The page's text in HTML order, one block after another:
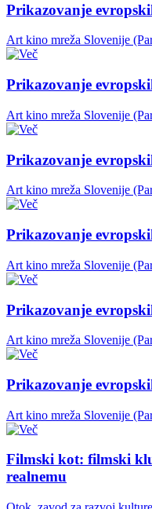
Prikazovanje
Art kino mreža Slovenije
Prikazovanje
Art kino mreža Slovenije
Prikazovanje
Art kino mreža Slovenije
Prikazovanje
Art kino mreža Slovenije
Prikazovanje
Art kino mreža Slovenije
Prikazovanje
Art kino mreža Slovenije
Filmski kot: filmski
realnemu